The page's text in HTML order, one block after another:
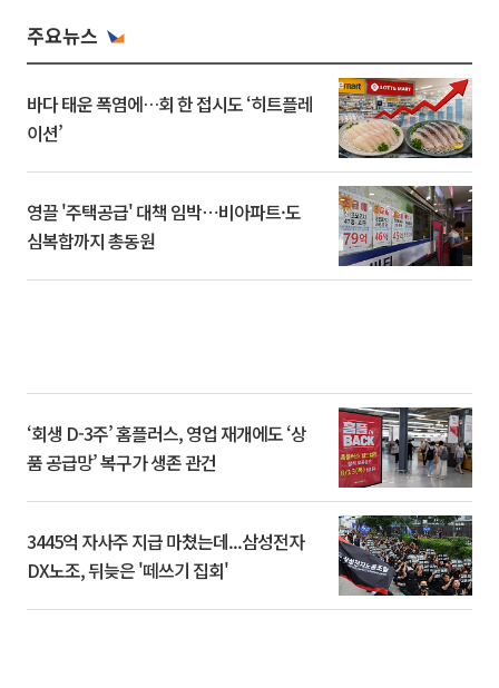
주요뉴스
바다 태운 폭염에…회 한 접시도 ‘히트플레
이션’
영끌 '주택공급' 대책 임박⋯비아파트·도
심복합까지 총동원
‘회생 D-3주’ 홈플러스, 영업 재개에도 ‘상
품 공급망’ 복구가 생존 관건
3445억 자사주 지급 마쳤는데...삼성전자
DX노조, 뒤늦은 '떼쓰기 집회'